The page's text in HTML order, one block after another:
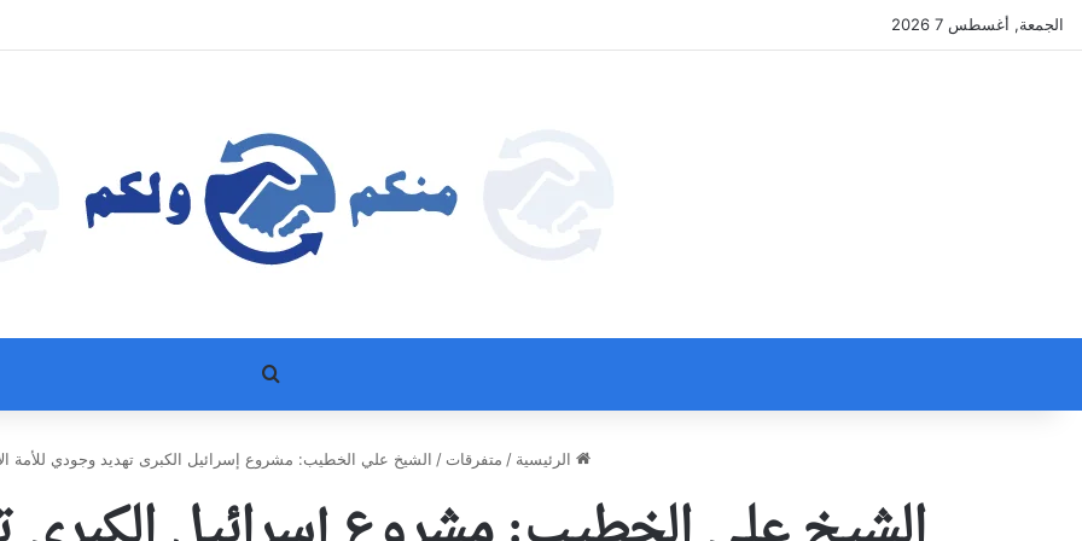
الجمعة, أغسطس 7 2026
بحث عن
الرئيسية / متفرقات / الشيخ علي الخطيب: مشروع إسرائيل الكبرى تهديد وجودي للأمة